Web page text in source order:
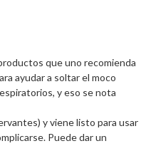
que uno recomienda
ayudar a soltar el moco
y eso se nota
y viene listo para usar
Puede dar un